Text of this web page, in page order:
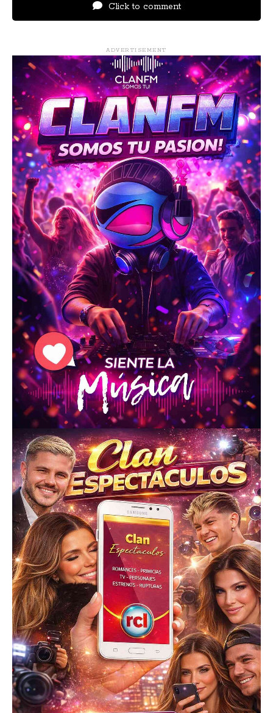
Click to comment
ADVERTISEMENT